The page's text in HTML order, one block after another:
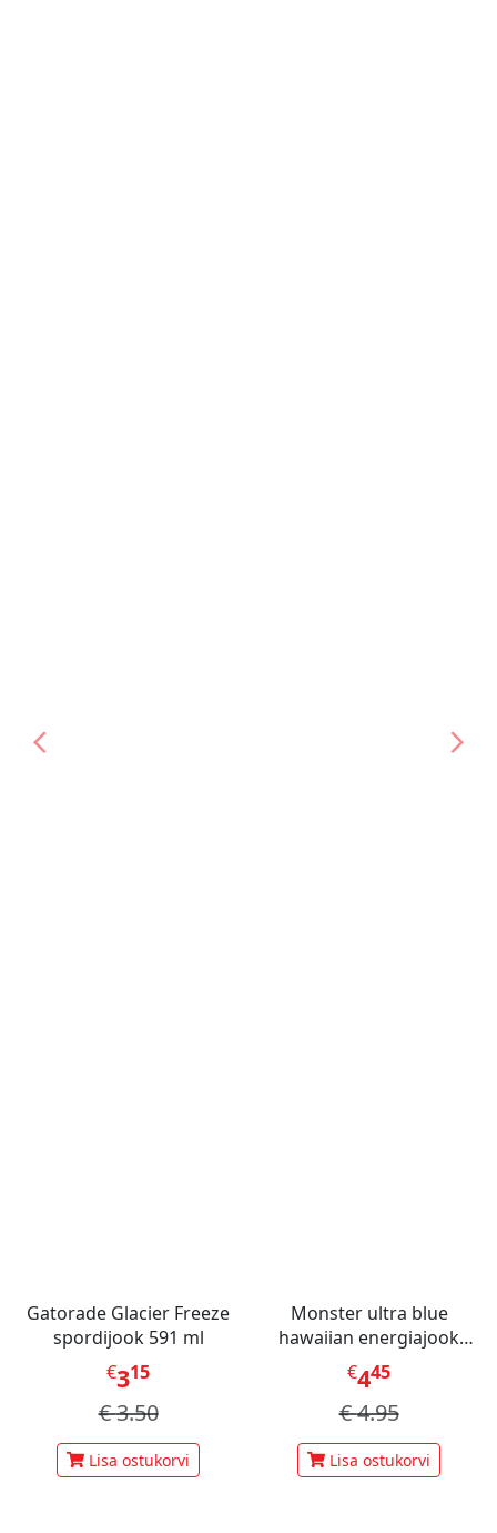
Gatorade Glacier Freeze
spordijook 591 ml
€315
€3.50
Lisa ostukorvi
Monster ultra blue
hawaiian energiajook
473ml
€445
€4.95
Lisa ostukorvi